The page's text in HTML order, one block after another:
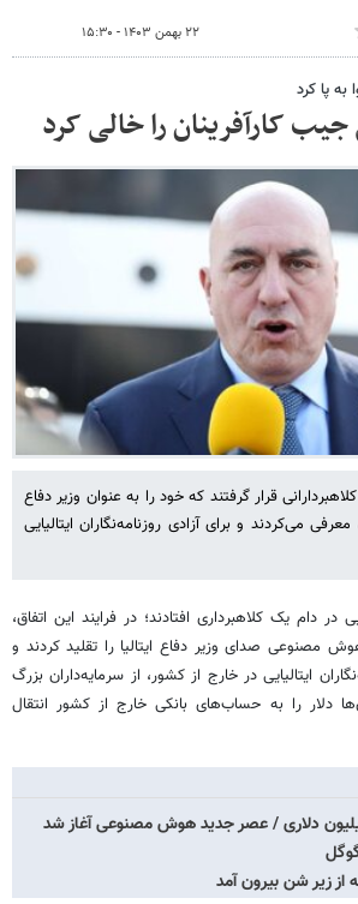
۲۲ بهمن ۱۴۰۳ - ۱۵:۳۰
پا کرد
کارآفرینان را خالی کرد
قرار گرفتند که خود را به عنوان وزیر دفاع
می‌کردند و برای آزادی روزنامه‌نگاران ایتالیایی
در دام یک کلاهبرداری افتادند؛ در فرایند این اتفاق،
هوش مصنوعی صدای وزیر دفاع ایتالیا را تقلید کردند و
ایتالیایی در خارج از کشور، از سرمایه‌داران بزرگ
دلار را به حساب‌های بانکی خارج از کشور انتقال